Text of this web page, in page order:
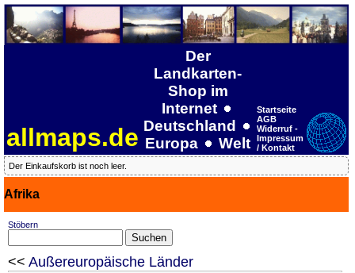
allmaps.de
Der
Landkarten-
Shop im
Internet
Deutschland
Europa
Welt
Startseite
AGB
Widerruf -
Impressum
/ Kontakt
Der Einkaufskorb ist noch leer.
Afrika
Stöbern
<< Außereuropäische Länder